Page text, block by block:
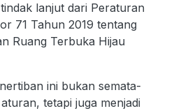
lanjut dari Peraturan
71 Tahun 2019 tentang
Ruang Terbuka Hijau
ini bukan semata-
tetapi juga menjadi